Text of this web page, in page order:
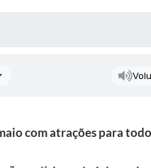
com atrações para